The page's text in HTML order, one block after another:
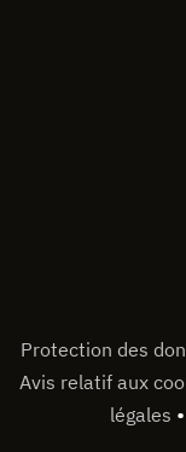
Protection des
Avis relatif aux
légales •